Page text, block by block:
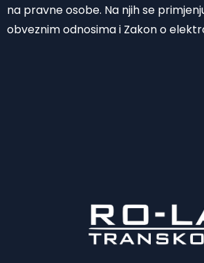
na pravne osobe. Na njih se
obveznim odnosima i Zakon o